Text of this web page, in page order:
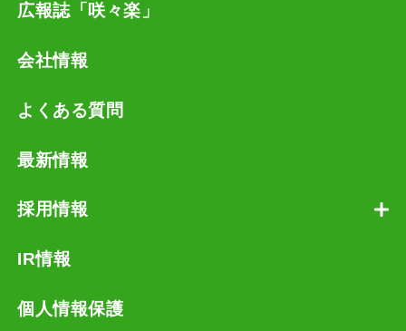
広報誌「咲々楽」
会社情報
よくある質問
最新情報
採用情報
IR情報
個人情報保護